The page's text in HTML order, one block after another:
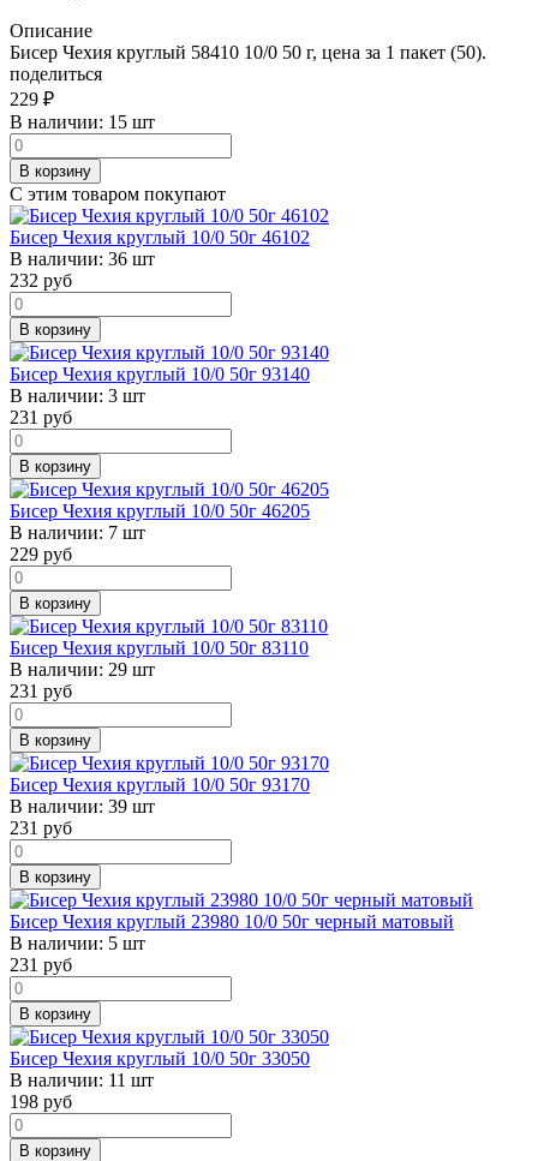
Описание
Бисер Чехия круглый 58410 10/0 50 г, цена за 1 пакет (50).
поделиться
229 ₽
В наличии: 15 шт
В корзину
С этим товаром покупают
Бисер Чехия круглый 10/0 50г 46102
В наличии: 36 шт
232 руб
В корзину
Бисер Чехия круглый 10/0 50г 93140
В наличии: 3 шт
231 руб
В корзину
Бисер Чехия круглый 10/0 50г 46205
В наличии: 7 шт
229 руб
В корзину
Бисер Чехия круглый 10/0 50г 83110
В наличии: 29 шт
231 руб
В корзину
Бисер Чехия круглый 10/0 50г 93170
В наличии: 39 шт
231 руб
В корзину
Бисер Чехия круглый 23980 10/0 50г черный матовый
В наличии: 5 шт
231 руб
В корзину
Бисер Чехия круглый 10/0 50г 33050
В наличии: 11 шт
198 руб
В корзину